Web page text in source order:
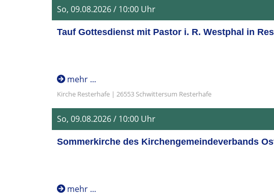
So, 09.08.2026 / 10:00 Uhr
Tauf Gottesdienst mit Pastor i. R. Westphal in
mehr ...
Kirche Resterhafe | 26553 Schwittersum Resterhafe
So, 09.08.2026 / 10:00 Uhr
Sommerkirche des Kirchengemeindeverbands
mehr ...